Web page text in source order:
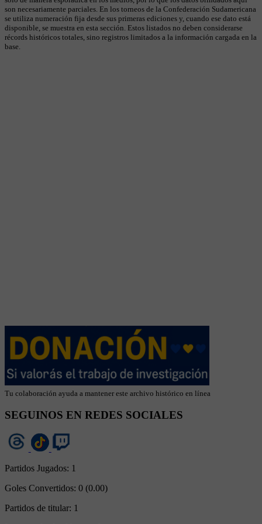
son necesariamente parciales. En los torneos de la Confederación Sudamericana
se utiliza numeración fija desde sus primeras ediciones y, cuando ese dato está
disponible, se muestra en esta sección. Estos listados no deben considerarse
récords históricos totales, sino registros limitados a la información cargada en la
base.
Tu colaboración ayuda a mantener este archivo histórico en línea
SEGUINOS EN REDES SOCIALES
Partidos Jugados: 1
Goles Convertidos: 0 (0.00)
Partidos de titular: 1